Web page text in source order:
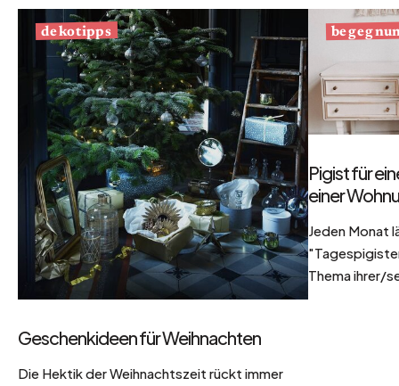
dekotipps
Geschenkideen für Weihnachten
Die Hektik der Weihnachtszeit rückt immer
Pigist für
einer
Jeden Monat
Thema ihrer/